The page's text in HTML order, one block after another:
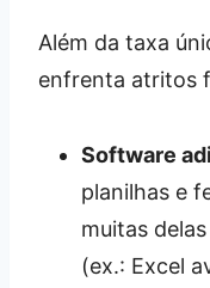
Além da taxa
enfrenta atritos
Software
planilhas e
muitas
(ex.: Excel